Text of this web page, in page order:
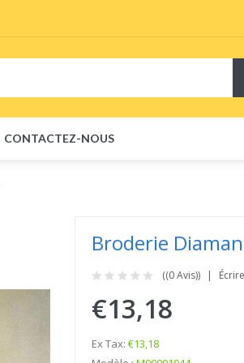
CONTACTEZ-NOUS
Broderie
((0 Avis))
€13,18
Ex Tax: €13,18